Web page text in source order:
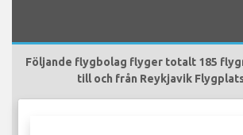
Följande flygbolag flyger totalt 185
till och från Reykjavik